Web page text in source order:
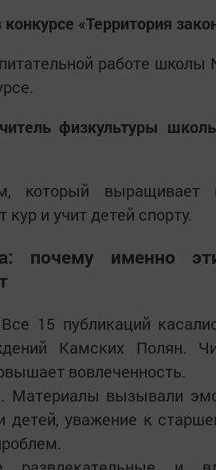
«Территория
работе
физкультуры
который выращивает
кур и учит детей спорту.
почему именно
15 публикаций
Камских Полян.
вовлеченность.
Материалы вызывали
детей, уважение к